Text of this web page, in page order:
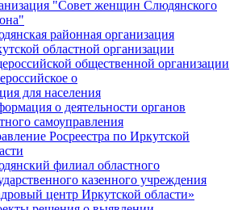
"Совет женщин Слюдянского
районная организация
областной организации
общественной организации
о
для населения
о деятельности органов
самоуправления
Росреестра по Иркутской
филиал областного
казенного учреждения
центр Иркутской области»